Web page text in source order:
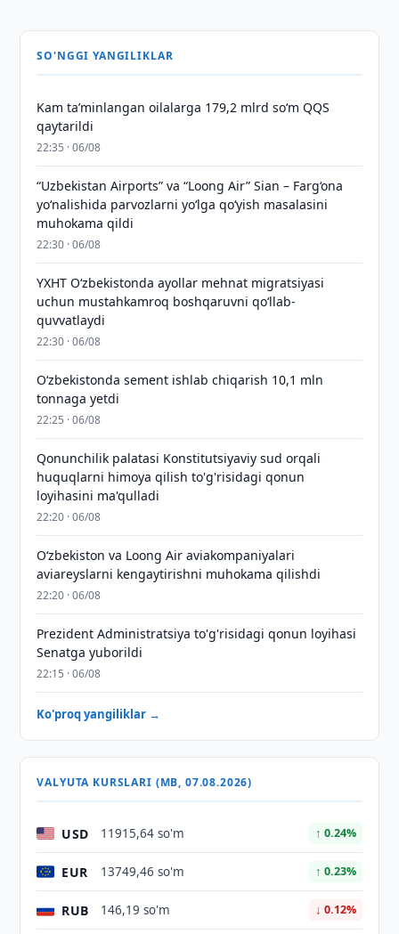
SO'NGGI YANGILIKLAR
Kam taʼminlangan oilalarga 179,2 mlrd so‘m QQS
qaytarildi
22:35 · 06/08
“Uzbekistan Airports” va “Loong Air” Sian – Farg‘ona
yo‘nalishida parvozlarni yo‘lga qo‘yish masalasini
muhokama qildi
22:30 · 06/08
YXHT O‘zbekistonda ayollar mehnat migratsiyasi
uchun mustahkamroq boshqaruvni qo‘llab-
quvvatlaydi
22:30 · 06/08
O‘zbekistonda sement ishlab chiqarish 10,1 mln
tonnaga yetdi
22:25 · 06/08
Qonunchilik palatasi Konstitutsiyaviy sud orqali
huquqlarni himoya qilish to'g'risidagi qonun
loyihasini ma'qulladi
22:20 · 06/08
Oʻzbekiston va Loong Air aviakompaniyalari
aviareyslarni kengaytirishni muhokama qilishdi
22:20 · 06/08
Prezident Administratsiya to'g'risidagi qonun loyihasi
Senatga yuborildi
22:15 · 06/08
Ko'proq yangiliklar →
VALYUTA KURSLARI (MB, 07.08.2026)
USD 11915,64 so'm ↑ 0.24%
EUR 13749,46 so'm ↑ 0.23%
RUB 146,19 so'm ↓ 0.12%